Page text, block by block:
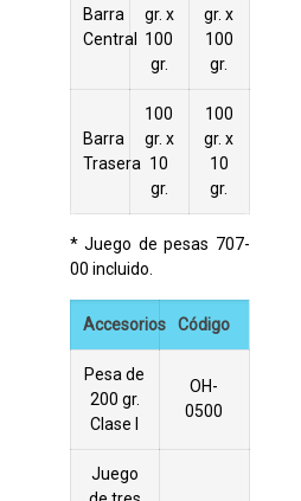
Barra
Central
gr. x
100
gr.
gr. x
100
gr.
Barra
Trasera
100
gr. x
10
gr.
100
gr. x
10
gr.
* Juego de pesas 707-
00 incluido.
Accesorios Código
Pesa de
200 gr.
Clase I
OH-
0500
Juego